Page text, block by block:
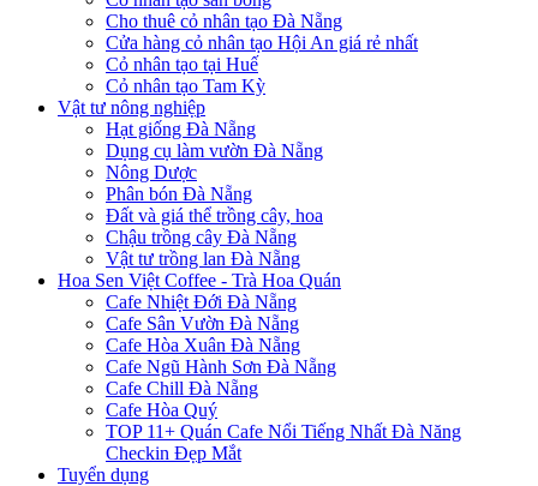
Cho thuê cỏ nhân tạo Đà Nẵng
Cửa hàng cỏ nhân tạo Hội An giá rẻ nhất
Cỏ nhân tạo tại Huế
Cỏ nhân tạo Tam Kỳ
Vật tư nông nghiệp
Hạt giống Đà Nẵng
Dụng cụ làm vườn Đà Nẵng
Nông Dược
Phân bón Đà Nẵng
Đất và giá thể trồng cây, hoa
Chậu trồng cây Đà Nẵng
Vật tư trồng lan Đà Nẵng
Hoa Sen Việt Coffee - Trà Hoa Quán
Cafe Nhiệt Đới Đà Nẵng
Cafe Sân Vườn Đà Nẵng
Cafe Hòa Xuân Đà Nẵng
Cafe Ngũ Hành Sơn Đà Nẵng
Cafe Chill Đà Nẵng
Cafe Hòa Quý
TOP 11+ Quán Cafe Nổi Tiếng Nhất Đà Năng
Checkin Đẹp Mắt
Tuyển dụng